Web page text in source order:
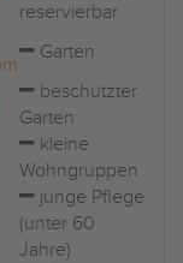
reservierbar
Garten
beschützter
Garten
kleine
Wohngruppen
junge Pflege
(unter 60
Jahre)